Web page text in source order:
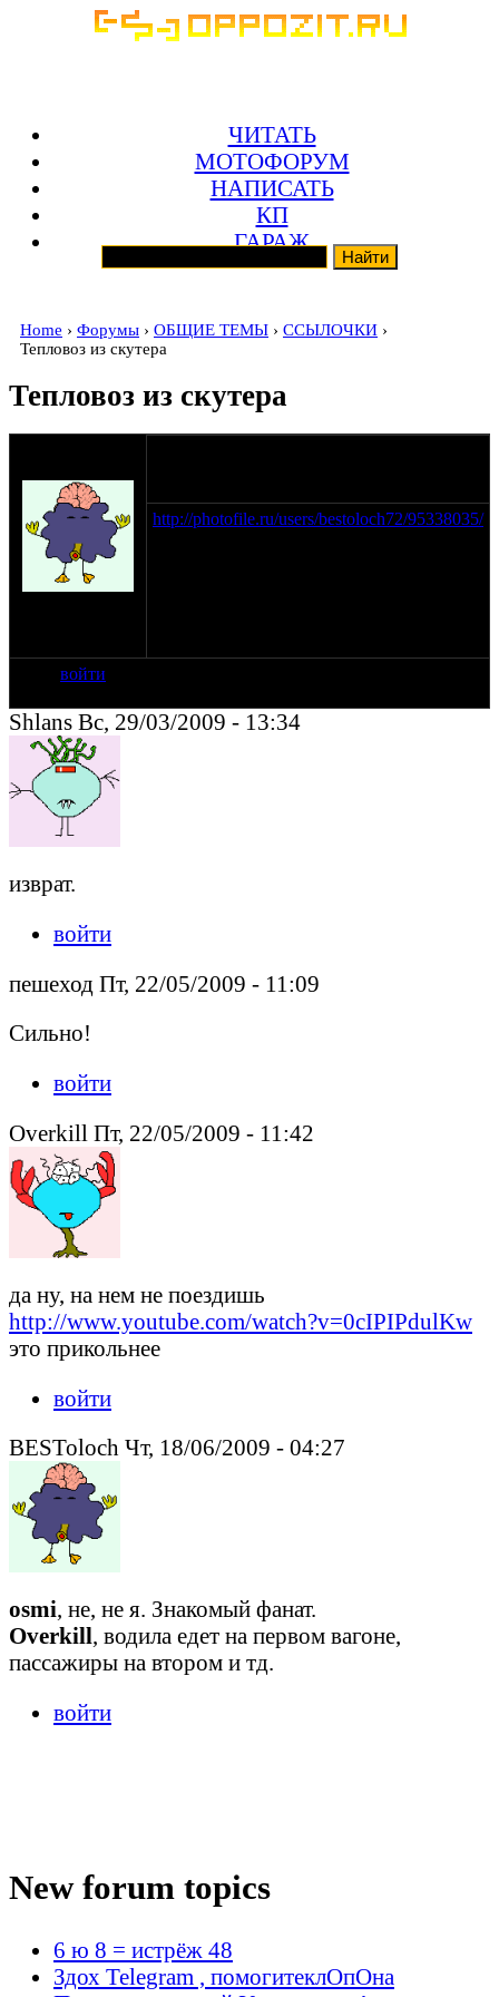
ЧИТАТЬ
МОТОФОРУМ
НАПИСАТЬ
КП
ГАРАЖ
Home › Форумы › ОБЩИЕ ТЕМЫ › ССЫЛОЧКИ ›
Тепловоз из скутера
Тепловоз из скутера
http://photofile.ru/users/bestoloch72/95338035/
войти
Shlans Вс, 29/03/2009 - 13:34
изврат.
войти
пешеход Пт, 22/05/2009 - 11:09
Сильно!
войти
Overkill Пт, 22/05/2009 - 11:42
да ну, на нем не поездишь
http://www.youtube.com/watch?v=0cIPIPdulKw
это прикольнее
войти
BESToloch Чт, 18/06/2009 - 04:27
osmi, не, не я. Знакомый фанат.
Overkill, водила едет на первом вагоне,
пассажиры на втором и тд.
войти
New forum topics
6 ю 8 = истрёж 48
Здох Telegram , помогитеклОпОна